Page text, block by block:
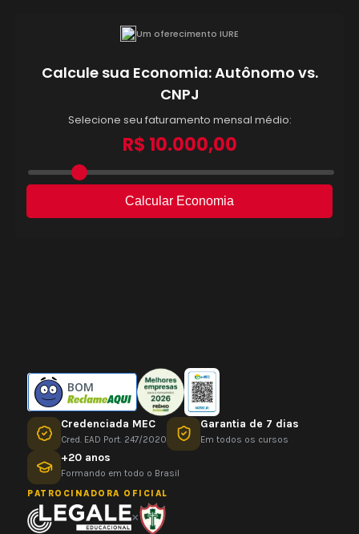
BOM
Credenciada MEC
Cred. EAD Port. 247/2020
Garantia de 7 dias
Em todos os cursos
+20 anos
Formando em todo o Brasil
PATROCINADORA OFICIAL
×